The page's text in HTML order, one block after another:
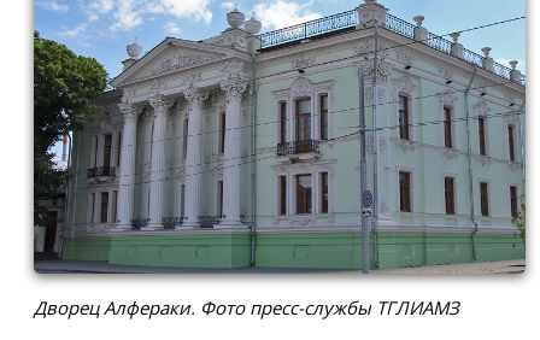
Дворец Алфераки. Фото пресс-службы ТГЛИАМЗ